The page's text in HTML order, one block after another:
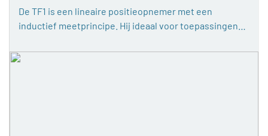
De TF1 is een lineaire positieopnemer met een
inductief meetprincipe. Hij ideaal voor toepassingen…